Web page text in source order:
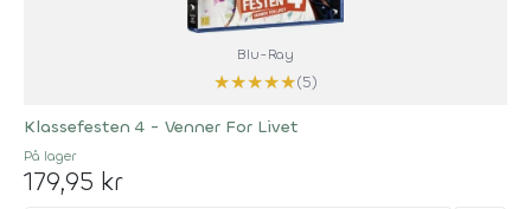
Blu-Ray
★★★★★(5)
Klassefesten 4 - Venner For Livet
På lager
179,95 kr